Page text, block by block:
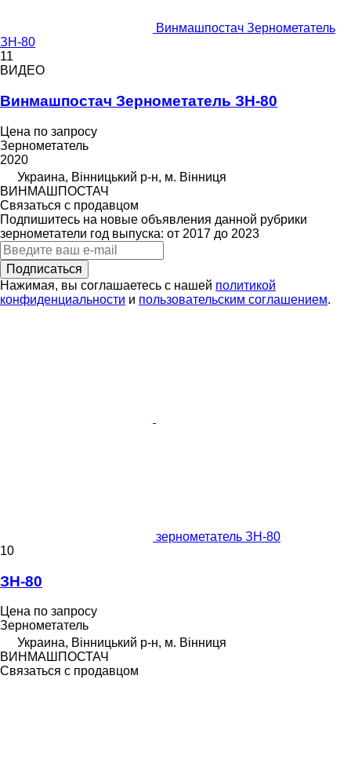
Винмашпостач Зернометатель
ЗН-80
11
ВИДЕО
Винмашпостач Зернометатель ЗН-80
Цена по запросу
Зернометатель
2020
Украина, Вінницький р-н, м. Вінниця
ВИНМАШПОСТАЧ
Связаться с продавцом
Подпишитесь на новые объявления данной рубрики
зернометатели год выпуска: от 2017 до 2023
Подписаться
Нажимая, вы соглашаетесь с нашей политикой
конфиденциальности и пользовательским соглашением.
зернометатель ЗН-80
10
ЗН-80
Цена по запросу
Зернометатель
Украина, Вінницький р-н, м. Вінниця
ВИНМАШПОСТАЧ
Связаться с продавцом